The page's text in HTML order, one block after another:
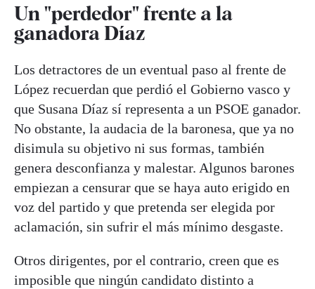
Un "perdedor" frente a la
ganadora Díaz
Los detractores de un eventual paso al frente de
López recuerdan que perdió el Gobierno vasco y
que Susana Díaz sí representa a un PSOE ganador.
No obstante, la audacia de la baronesa, que ya no
disimula su objetivo ni sus formas, también
genera desconfianza y malestar. Algunos barones
empiezan a censurar que se haya auto erigido en
voz del partido y que pretenda ser elegida por
aclamación, sin sufrir el más mínimo desgaste.
Otros dirigentes, por el contrario, creen que es
imposible que ningún candidato distinto a